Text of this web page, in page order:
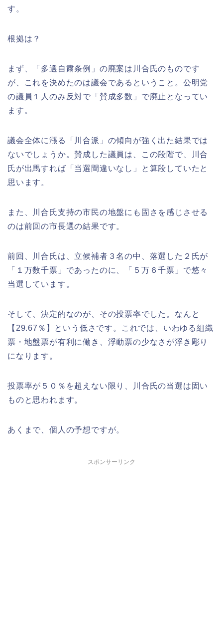
す。
根拠は？
まず、「多選自粛条例」の廃案は川合氏のものです
が、これを決めたのは議会であるということ。公明党
の議員１人のみ反対で「賛成多数」で廃止となってい
ます。
議会全体に漲る「川合派」の傾向が強く出た結果では
ないでしょうか。賛成した議員は、この段階で、川合
氏が出馬すれば「当選間違いなし」と算段していたと
思います。
また、川合氏支持の市民の地盤にも固さを感じさせる
のは前回の市長選の結果です。
前回、川合氏は、立候補者３名の中、落選した２氏が
「１万数千票」であったのに、「５万６千票」で悠々
当選しています。
そして、決定的なのが、その投票率でした。なんと
【29.67％】という低さです。これでは、いわゆる組織
票・地盤票が有利に働き、浮動票の少なさが浮き彫り
になります。
投票率が５０％を超えない限り、川合氏の当選は固い
ものと思われます。
あくまで、個人の予想ですが。
スポンサーリンク